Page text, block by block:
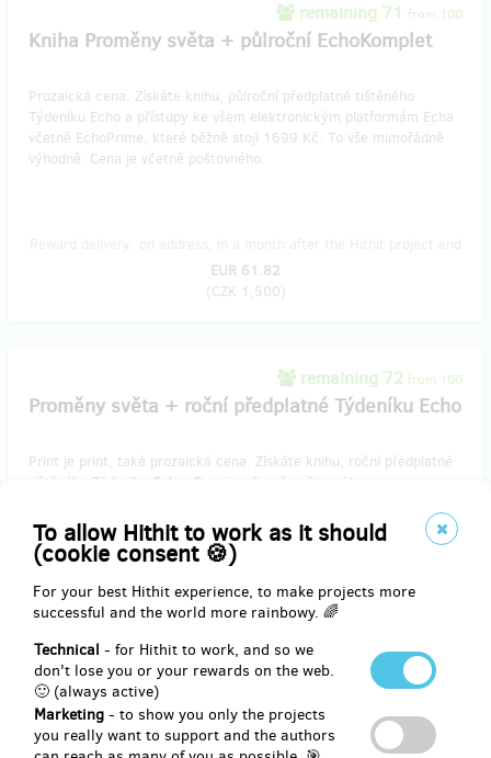
To allow Hithit to work as it should
(cookie consent 🍪)
For your best Hithit experience, to make projects more
successful and the world more rainbowy. 🌈
Technical - for Hithit to work, and so we
don't lose you or your rewards on the web.
🙂 (always active)
Marketing - to show you only the projects
you really want to support and the authors
remaining 71 from 100
Kniha Proměny světa + půlroční EchoKomplet
Prozaická cena. Získáte knihu, půlroční předplatné tištěného
Týdeníku Echo a přístupy ke všem elektronickým platformám Echa
včetně EchoPrime, které běžně stojí 1699 Kč. To vše mimořádně
výhodně. Cena je včetně poštovného.
EUR 61.82
(CZK 1,500)
remaining 72 from 100
Proměny světa + roční předplatné Týdeníku Echo
Print je print, také prozaická cena. Získáte knihu, roční předplatné
tištěného Týdeníku Echo. Cena je včetně poštovného.
Reward delivery: in a month after the Hithit project end
EUR 82.42
CZK 2,000)
Proměny světa 5 knih